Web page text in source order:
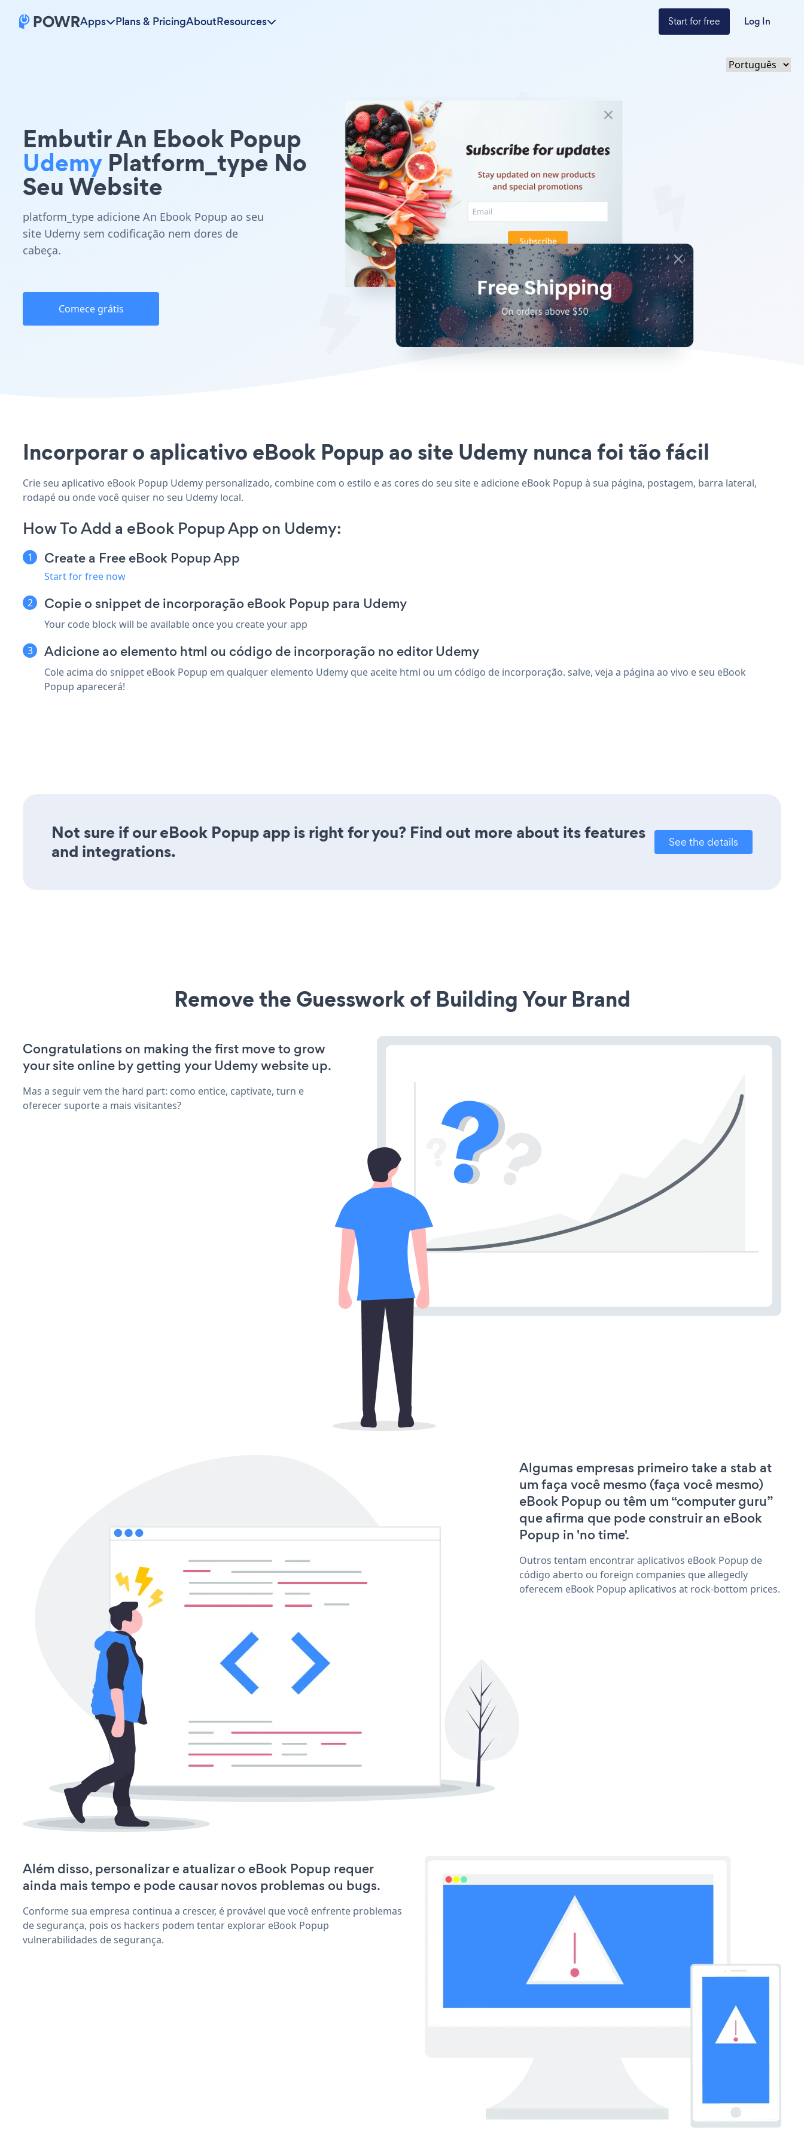
Apps Plans & PricingAboutResources Start for free Log In
Embutir An Ebook Popup
Udemy Platform_type No
Seu Website
platform_type adicione An Ebook Popup ao seu
site Udemy sem codificação nem dores de
cabeça.
Comece grátis
Incorporar o aplicativo eBook Popup ao site Udemy nunca foi tão fácil
Crie seu aplicativo eBook Popup Udemy personalizado, combine com o estilo e as cores do seu site e adicione eBook Popup à sua página, postagem, barra lateral,
rodapé ou onde você quiser no seu Udemy local.
How To Add a eBook Popup App on Udemy:
Create a Free eBook Popup App
Start for free now
Copie o snippet de incorporação eBook Popup para Udemy
Your code block will be available once you create your app
Adicione ao elemento html ou código de incorporação no editor Udemy
Cole acima do snippet eBook Popup em qualquer elemento Udemy que aceite html ou um código de incorporação. salve, veja a página ao vivo e seu eBook
Popup aparecerá!
Not sure if our eBook Popup app is right for you? Find out more about its features
and integrations.
See the details
Remove the Guesswork of Building Your Brand
Congratulations on making the first move to grow
your site online by getting your Udemy website up.
Mas a seguir vem the hard part: como entice, captivate, turn e
oferecer suporte a mais visitantes?
Algumas empresas primeiro take a stab at
um faça você mesmo (faça você mesmo)
eBook Popup ou têm um “computer guru”
que afirma que pode construir an eBook
Popup in 'no time'.
Outros tentam encontrar aplicativos eBook Popup de
código aberto ou foreign companies que allegedly
oferecem eBook Popup aplicativos at rock-bottom prices.
Além disso, personalizar e atualizar o eBook Popup requer
ainda mais tempo e pode causar novos problemas ou bugs.
Conforme sua empresa continua a crescer, é provável que você enfrente problemas
de segurança, pois os hackers podem tentar explorar eBook Popup
vulnerabilidades de segurança.